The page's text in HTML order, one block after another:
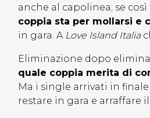
anche al capolinea; se così
coppia sta per mollarsi e
in gara. A Love Island Italia
Eliminazione dopo
quale coppia merita di
Ma i single arrivati in
restare in gara e arraffare